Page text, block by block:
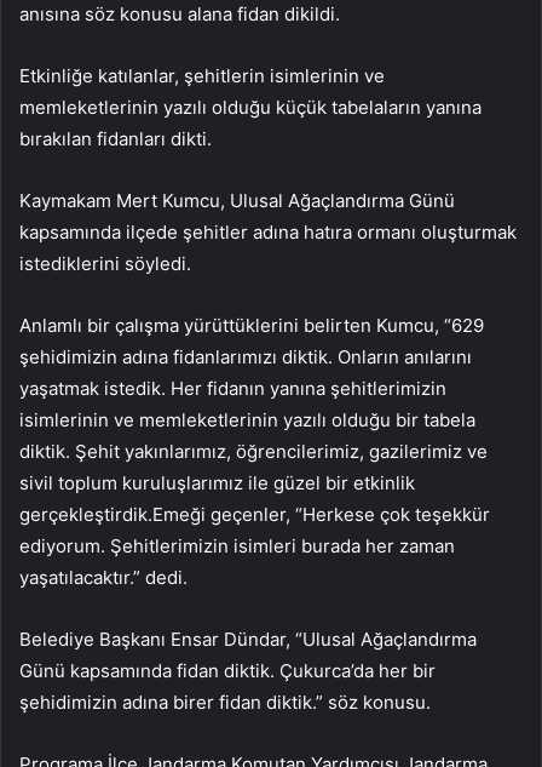
anısına söz konusu alana fidan dikildi.
Etkinliğe katılanlar, şehitlerin isimlerinin ve
memleketlerinin yazılı olduğu küçük tabelaların yanına
bırakılan fidanları dikti.
Kaymakam Mert Kumcu, Ulusal Ağaçlandırma Günü
kapsamında ilçede şehitler adına hatıra ormanı oluşturmak
istediklerini söyledi.
Anlamlı bir çalışma yürüttüklerini belirten Kumcu, “629
şehidimizin adına fidanlarımızı diktik. Onların anılarını
yaşatmak istedik. Her fidanın yanına şehitlerimizin
isimlerinin ve memleketlerinin yazılı olduğu bir tabela
diktik. Şehit yakınlarımız, öğrencilerimiz, gazilerimiz ve
sivil toplum kuruluşlarımız ile güzel bir etkinlik
gerçekleştirdik.Emeği geçenler, “Herkese çok teşekkür
ediyorum. Şehitlerimizin isimleri burada her zaman
yaşatılacaktır.” dedi.
Belediye Başkanı Ensar Dündar, “Ulusal Ağaçlandırma
Günü kapsamında fidan diktik. Çukurca’da her bir
şehidimizin adına birer fidan diktik.” söz konusu.